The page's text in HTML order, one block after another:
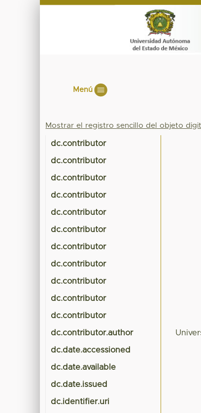
Menú
Mostrar el registro sencillo del objeto
dc.contributor
dc.contributor
dc.contributor
dc.contributor
dc.contributor
dc.contributor
dc.contributor
dc.contributor
dc.contributor
dc.contributor
dc.contributor
dc.contributor.author
dc.date.accessioned
dc.date.available
dc.date.issued
dc.identifier.uri